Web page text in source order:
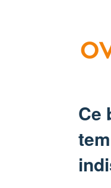
Ce